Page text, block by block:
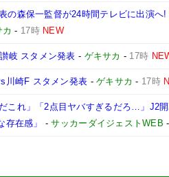
の森保一監督が24時間テレビに出演
- 17時 NEW
岐 スタメン発表 - ゲキサカ - 17時
川崎F スタメン発表 -ゲキサカ - 17時
だこれ」「2点目ヤバすぎるだろ…」J2
存在感」
-サッカーダイジェストWEB